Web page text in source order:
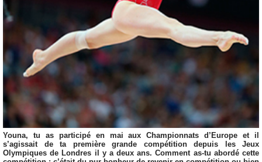
Youna, tu as participé en mai aux Championnats d’Europe et il
s’agissait de ta première grande compétition depuis les Jeux
Olympiques de Londres il y a deux ans. Comment as-tu abordé cette